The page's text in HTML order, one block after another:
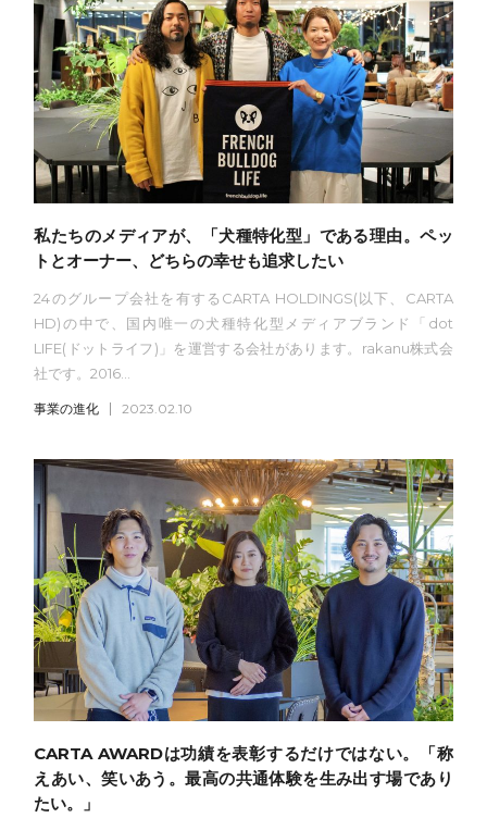
私たちのメディアが、「犬種特化型」である理由。ペッ
トとオーナー、どちらの幸せも追求したい
24のグループ会社を有するCARTA HOLDINGS(以下、CARTA
HD)の中で、国内唯一の犬種特化型メディアブランド「dot
LIFE(ドットライフ)」を運営する会社があります。rakanu株式会
社です。2016...
事業の進化 2023.02.10
CARTA AWARDは功績を表彰するだけではない。「称
えあい、笑いあう。最高の共通体験を生み出す場であり
たい。」